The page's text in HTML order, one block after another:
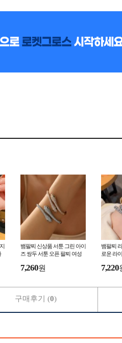
뱀팔찌 신상품 서툰 그린 아이
즈 쌍두 서툰 오픈 팔찌 여성
툰
7,260원
뱀팔찌
로운 라
득
7,220
구매후기 (0)